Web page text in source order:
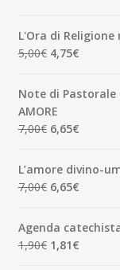
era:
3,50€.
è:
3,33€.
L'Ora di
5,00€ Il
originale
era:
5,00€.
4,75€Il
attuale
4,75€.
Note di Pastorale
AMORE
7,00€ Il
originale
era:
6,65€Il
attuale
è:
L’amore divino-
7,00€ Il
originale
era:
6,65€Il
attuale
è:
Agenda
1,90€ Il
1,81€Il